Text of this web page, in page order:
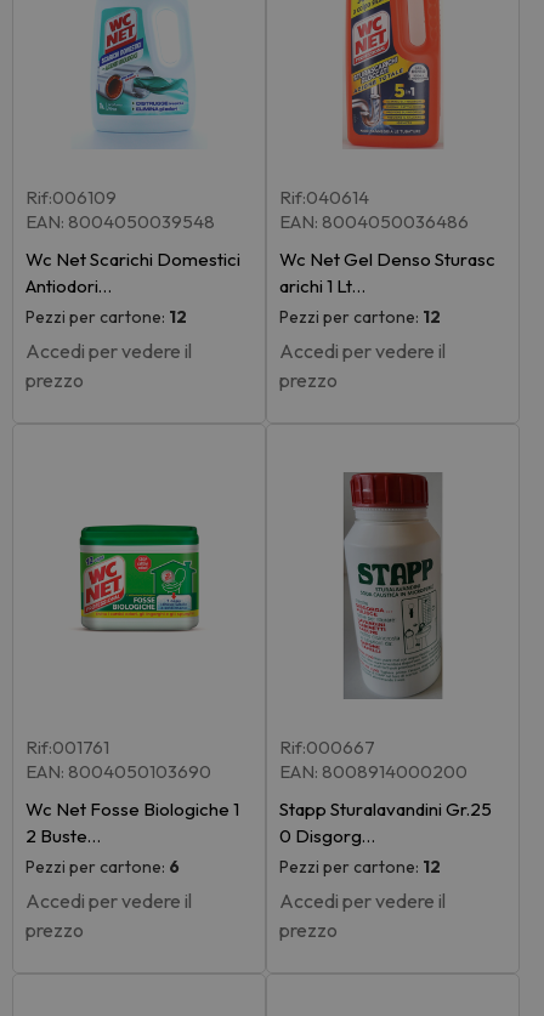
Rif:006109
EAN: 8004050039548
Wc Net Scarichi Domestici
Antiodori…
Pezzi per cartone: 12
Accedi per vedere il
prezzo
Rif:040614
EAN: 8004050036486
Wc Net Gel Denso Sturasc
arichi 1 Lt…
Pezzi per cartone: 12
Accedi per vedere il
prezzo
Rif:001761
EAN: 8004050103690
Wc Net Fosse Biologiche 1
2 Buste…
Pezzi per cartone: 6
Accedi per vedere il
prezzo
Rif:000667
EAN: 8008914000200
Stapp Sturalavandini Gr.25
0 Disgorg…
Pezzi per cartone: 12
Accedi per vedere il
prezzo